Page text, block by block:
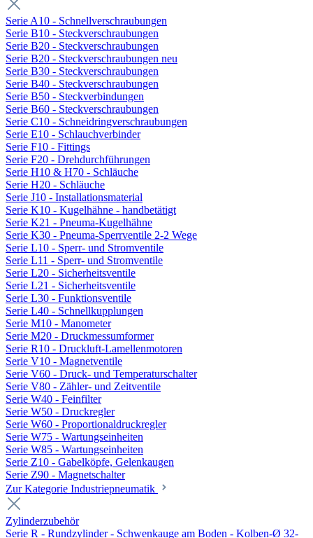
Serie A10 - Schnellverschraubungen
Serie B10 - Steckverschraubungen
Serie B20 - Steckverschraubungen
Serie B20 - Steckverschraubungen neu
Serie B30 - Steckverschraubungen
Serie B40 - Steckverschraubungen
Serie B50 - Steckverbindungen
Serie B60 - Steckverschraubungen
Serie C10 - Schneidringverschraubungen
Serie E10 - Schlauchverbinder
Serie F10 - Fittings
Serie F20 - Drehdurchführungen
Serie H10 & H70 - Schläuche
Serie H20 - Schläuche
Serie J10 - Installationsmaterial
Serie K10 - Kugelhähne - handbetätigt
Serie K21 - Pneuma-Kugelhähne
Serie K30 - Pneuma-Sperrventile 2-2 Wege
Serie L10 - Sperr- und Stromventile
Serie L11 - Sperr- und Stromventile
Serie L20 - Sicherheitsventile
Serie L21 - Sicherheitsventile
Serie L30 - Funktionsventile
Serie L40 - Schnellkupplungen
Serie M10 - Manometer
Serie M20 - Druckmessumformer
Serie R10 - Druckluft-Lamellenmotoren
Serie V10 - Magnetventile
Serie V60 - Druck- und Temperaturschalter
Serie V80 - Zähler- und Zeitventile
Serie W40 - Feinfilter
Serie W50 - Druckregler
Serie W60 - Proportionaldruckregler
Serie W75 - Wartungseinheiten
Serie W85 - Wartungseinheiten
Serie Z10 - Gabelköpfe, Gelenkaugen
Serie Z90 - Magnetschalter
Zur Kategorie Industriepneumatik
Zylinderzubehör
Serie R - Rundzylinder - Schwenkauge am Boden - Kolben-Ø 32-